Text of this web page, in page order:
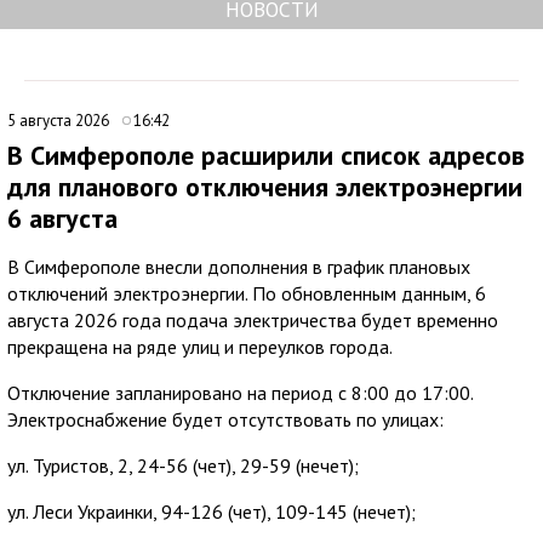
НОВОСТИ
5 августа 2026 16:42
В Симферополе расширили список адресов
для планового отключения электроэнергии
6 августа
В Симферополе внесли дополнения в график плановых
отключений электроэнергии. По обновленным данным, 6
августа 2026 года подача электричества будет временно
прекращена на ряде улиц и переулков города.
Отключение запланировано на период с 8:00 до 17:00.
Электроснабжение будет отсутствовать по улицах:
ул. Туристов, 2, 24-56 (чет), 29-59 (нечет);
ул. Леси Украинки, 94-126 (чет), 109-145 (нечет);